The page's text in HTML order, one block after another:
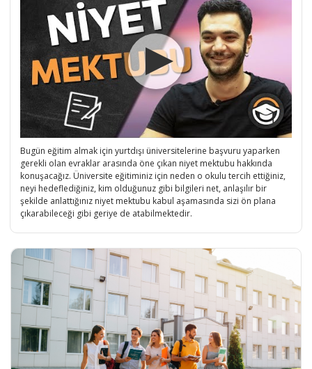
Bugün eğitim almak için yurtdışı üniversitelerine başvuru yaparken
gerekli olan evraklar arasında öne çıkan niyet mektubu hakkında
konuşacağız. Üniversite eğitiminiz için neden o okulu tercih ettiğiniz,
neyi hedeflediğiniz, kim olduğunuz gibi bilgileri net, anlaşılır bir
şekilde anlattığınız niyet mektubu kabul aşamasında sizi ön plana
çıkarabileceği gibi geriye de atabilmektedir.